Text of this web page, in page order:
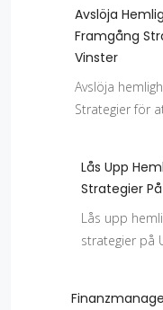
Avslöja
Framgång
Vinster
Avslöja
Strategier för
Lås Upp
Strategier
Lås upp
strategier på